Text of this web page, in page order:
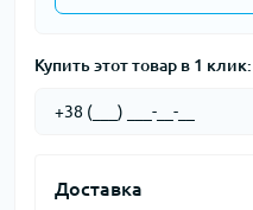
Купить этот товар в 1 клик:
Доставка